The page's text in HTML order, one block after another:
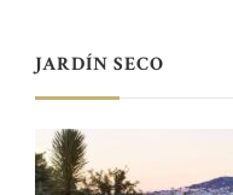
JARDÍN SECO